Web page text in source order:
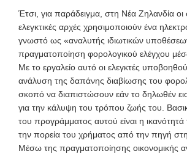
Έτσι, για παράδειγμα, στη Νέα Ζηλανδία οι
ελεγκτικές αρχές χρησιμοποιούν ένα
γνωστό ως «αναλυτής ιδιωτικών
πραγματοποίηση φορολογικού ελέγχου
Με το εργαλείο αυτό οι ελεγκτές
ανάλυση της δαπάνης διαβίωσης του
σκοπό να διαπιστώσουν εάν το δηλωθέν
για την κάλυψη του τρόπου ζωής του.
του προγράμματος αυτού είναι η
την πορεία του χρήματος από την πηγή
Μέσω της πραγματοποίησης οικονομικής